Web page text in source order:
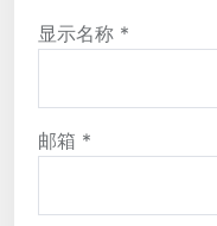
显示名称 *
邮箱 *